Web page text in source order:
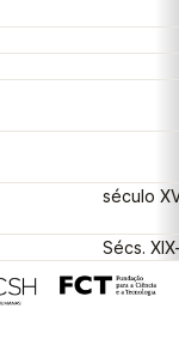
século
Sécs.